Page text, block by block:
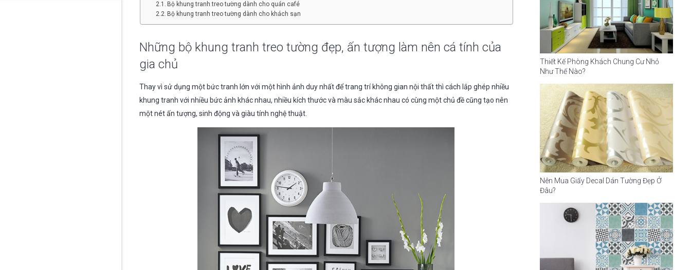
Bộ khung tranh treo tường dành cho quán café
Bộ khung tranh treo tường dành cho khách sạn
Những bộ khung tranh treo tường đẹp, ấn tượng làm nên cá tính của
gia chủ
Thay vì sử dụng một bức tranh lớn với một hình ảnh duy nhất để trang trí không gian nội thất thì cách lắp ghép nhiều
khung tranh với nhiều bức ảnh khác nhau, nhiều kích thước và màu sắc khác nhau có cùng một chủ đề cũng tạo nên
một nét ấn tượng, sinh động và giàu tính nghệ thuật.
Thiết Kế Phòng Khách Chung Cư Nhỏ
Như Thế Nào?
Nên Mua Giấy Decal Dán Tường Đẹp Ở
Đâu?